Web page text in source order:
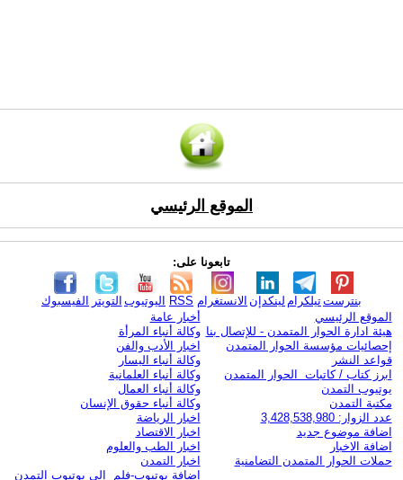
الموقع الرئيسي
تابعونا على:
الفيسبوك التويتر اليوتيوب RSS الانستغرام لينكدإن تيلكرامبنترست
الموقع الرئيسي
هيئة ادارة الحوار المتمدن - للإتصال بنا
إحصائيات مؤسسة الحوار المتمدن
قواعد النشر
ابرز كتاب / كاتبات الحوار المتمدن
يوتيوب التمدن
مكتبة التمدن
عدد الزوار: 3,428,538,980
اضافة موضوع جديد
اضافة الاخبار
حملات الحوار المتمدن التضامنية
أخبار عامة
وكالة أنباء المرأة
اخبار الأدب والفن
وكالة أنباء اليسار
وكالة أنباء العلمانية
وكالة أنباء العمال
وكالة أنباء حقوق الإنسان
اخبار الرياضة
اخبار الاقتصاد
اخبار الطب والعلوم
اخبار التمدن
إضافة يوتيوب-فلم إلى يوتيوب التمدن